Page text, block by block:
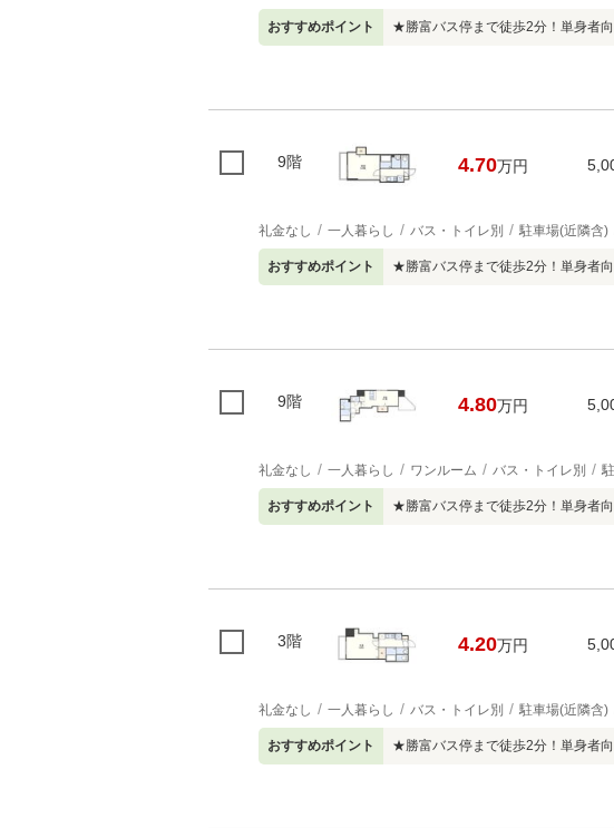
おすすめポイント ★勝富バス停まで徒歩2分！単身者
9階 4.70万円
礼金なし 一人暮らし バス・トイレ別 駐車場(近隣含)
おすすめポイント ★勝富バス停まで徒歩2分！単身者
9階 4.80万円
礼金なし 一人暮らし ワンルーム バス・トイレ別
おすすめポイント ★勝富バス停まで徒歩2分！単身者
3階 4.20万円
礼金なし 一人暮らし バス・トイレ別 駐車場(近隣含)
おすすめポイント ★勝富バス停まで徒歩2分！単身者